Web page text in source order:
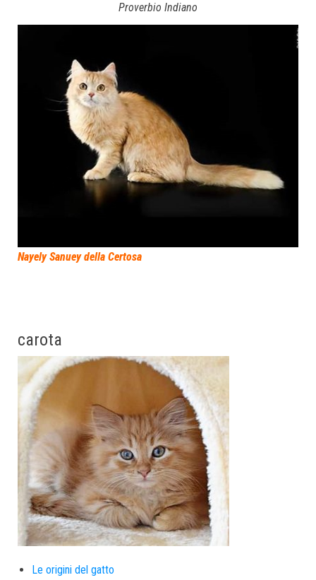
Proverbio Indiano
Nayely Sanuey della Certosa
carota
Le origini del gatto